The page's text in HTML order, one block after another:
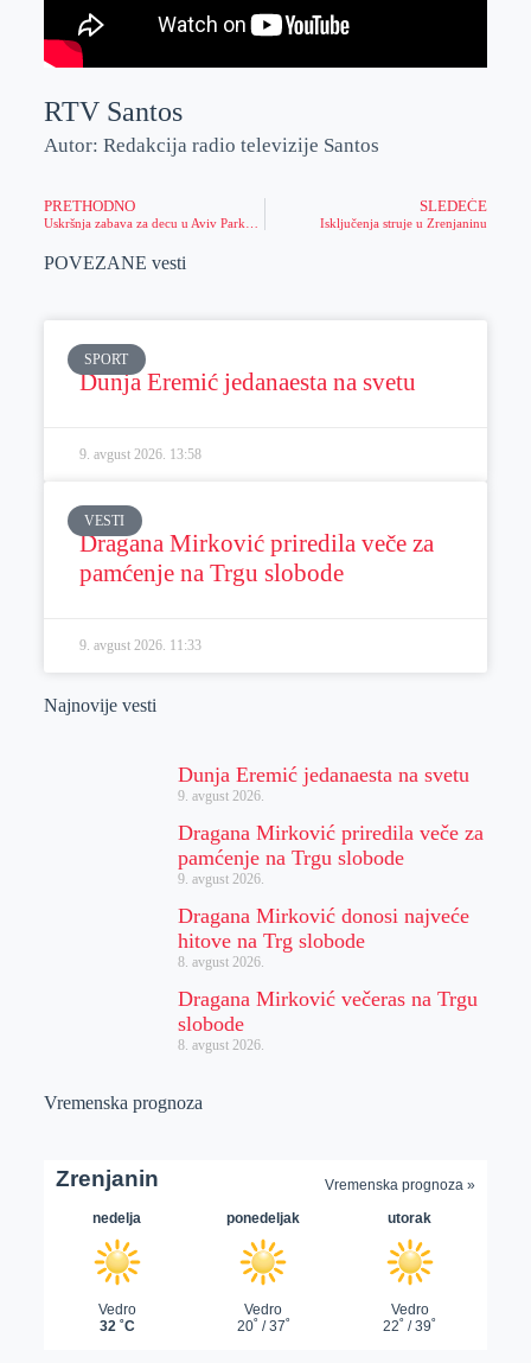
RTV Santos
Autor: Redakcija radio televizije Santos
PRETHODNO SLEDEĆE
Isključenja struje u Zrenjaninu
POVEZANE vesti
SPORT
Dunja Eremić jedanaesta na svetu
9. avgust 2026. 13:58
VESTI
Dragana Mirković priredila veče za
pamćenje na Trgu slobode
9. avgust 2026. 11:33
Najnovije vesti
Dunja Eremić jedanaesta na svetu
9. avgust 2026.
Dragana Mirković priredila veče za
pamćenje na Trgu slobode
9. avgust 2026.
Dragana Mirković donosi najveće
hitove na Trg slobode
8. avgust 2026.
Dragana Mirković večeras na Trgu
slobode
8. avgust 2026.
Vremenska prognoza